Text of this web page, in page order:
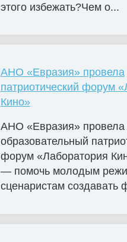
этого избежать?Чем о...
АНО «Евразия» провела
патриотический форум
Кино»
АНО «Евразия» провела
образовательный
форум «Лаборатория
— помочь молодым
сценаристам